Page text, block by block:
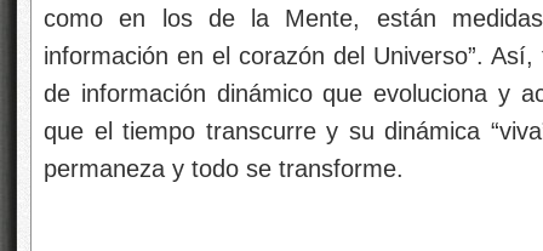
como en los de la Mente, están
información en el corazón del Universo”.
de información dinámico que evoluciona y
que el tiempo transcurre y su dinámica
permaneza y todo se transforme.